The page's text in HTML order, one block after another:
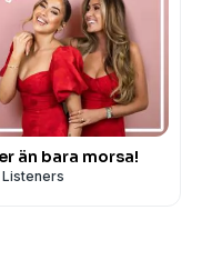
än bara morsa!
Listeners